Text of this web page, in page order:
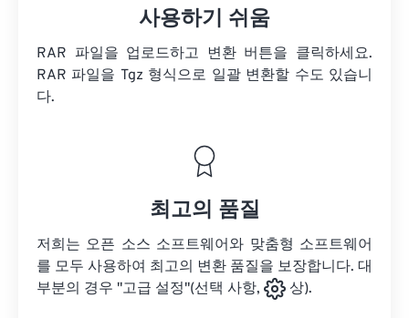
사용하기 쉬움
RAR 파일을 업로드하고 변환 버튼을 클릭하세요.
RAR 파일을 Tgz 형식으로 일괄 변환할 수도 있습니
다.
최고의 품질
저희는 오픈 소스 소프트웨어와 맞춤형 소프트웨어
를 모두 사용하여 최고의 변환 품질을 보장합니다. 대
부분의 경우 "고급 설정"(선택 사항,
상).